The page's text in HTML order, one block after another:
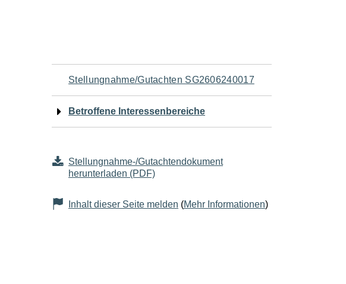
Navigation
für
Seiteninhalt
Stellungnahme/Gutachten SG2606240017
Betroffene Interessenbereiche
Stellungnahme-/Gutachtendokument
herunterladen (PDF)
Inhalt dieser Seite melden (Mehr Informationen)